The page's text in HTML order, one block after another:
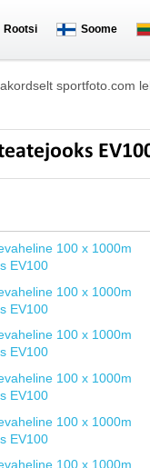
Rootsi Soome
sportfoto.com